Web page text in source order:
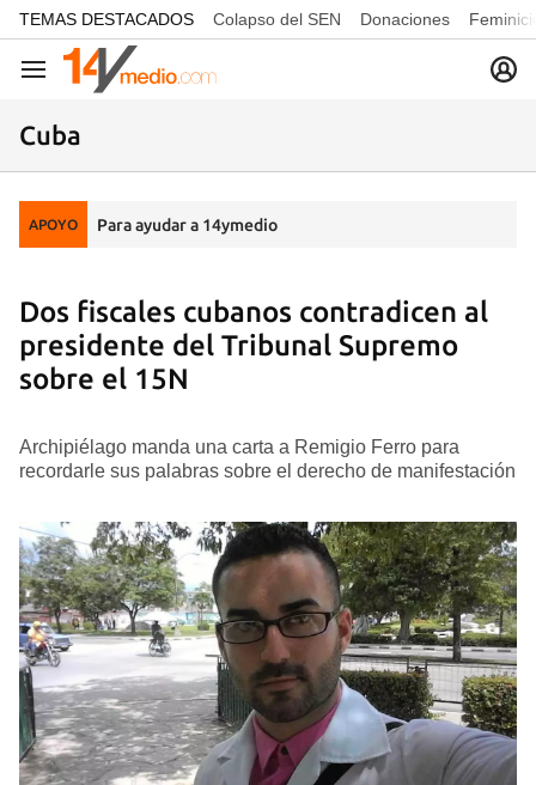
common.go-to-content
TEMAS DESTACADOS Colapso del SEN Donaciones
Navegación
Cuba
APOYO Para ayudar a 14ymedio
Dos fiscales cubanos contradicen al
presidente del Tribunal Supremo
sobre el 15N
Archipiélago manda una carta a Remigio Ferro para
recordarle sus palabras sobre el derecho de manifestación